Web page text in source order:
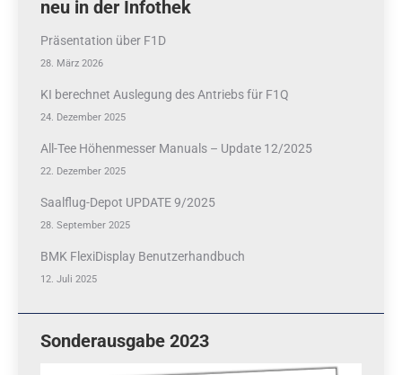
neu in der Infothek
Präsentation über F1D
28. März 2026
KI berechnet Auslegung des Antriebs für F1Q
24. Dezember 2025
All-Tee Höhenmesser Manuals – Update 12/2025
22. Dezember 2025
Saalflug-Depot UPDATE 9/2025
28. September 2025
BMK FlexiDisplay Benutzerhandbuch
12. Juli 2025
Sonderausgabe 2023